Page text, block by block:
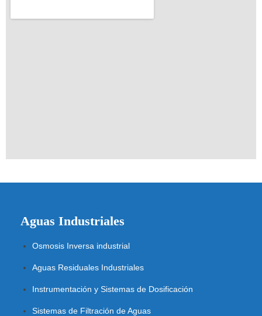
Aguas Industriales
Osmosis Inversa industrial
Aguas Residuales Industriales
Instrumentación y Sistemas de Dosificación
Sistemas de Filtración de Aguas